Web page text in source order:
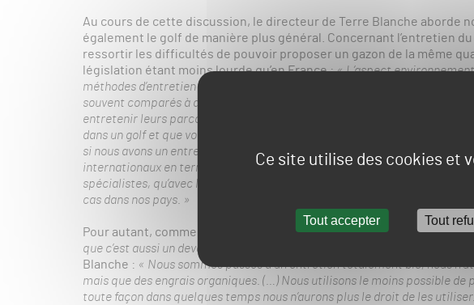
Ce site utilise des cookies et
Tout accepter Tout
Au cours de cette discussion, le directeur de Terre Blanche aborde
également le golf de manière plus général. Concernant l’entretien
ressortir les difficultés de pouvoir proposer un gazon de la même
législation étant moins lourde qu’en France :« L’aspect
méthodes d’entretien de nos parcours de golf. (…) Notre clientèle est à
souvent comparés à d’autres golfs dans d’autres pays qui, eux, utilisent
entretenir leurs parcours. Ici, vous voyez quelques mauvaises herbes, du
dans un golf et que vous ne voyez pas aux Etats-Unis par exemple parce
si nous avons un entretien formidable, nous ne pouvons pas lutter à armes
internationaux en termes de qualité optimale des parcours (…) Je pense,
spécialistes, qu’avec l’évolution de la législation la qualité des parcours
cas dans nos pays. »
Pour autant, comme le rappelle Jean Marie Casella :« Ce ne sont pas
que c’est aussi un devoir par rapport à l’environnement. »
Blanche : « Nous sommes passés à un entretien totalement bio, nous
mais que des engrais organiques. (…) Nous utilisons le moins possible
toute façon dans quelques temps nous n’aurons plus le droit de les